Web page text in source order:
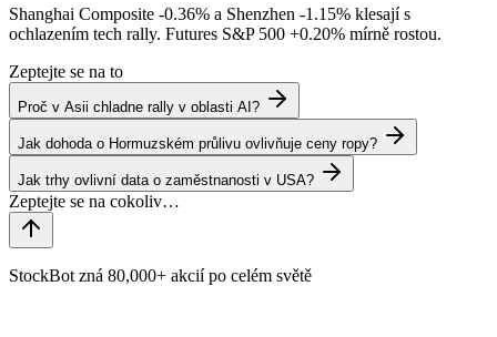
Shanghai Composite -0.36% a Shenzhen -1.15% klesají s
ochlazením tech rally. Futures S&P 500 +0.20% mírně rostou.
Zeptejte se na to
Proč v Asii chladne rally v oblasti AI?
Jak dohoda o Hormuzském průlivu ovlivňuje ceny ropy?
Jak trhy ovlivní data o zaměstnanosti v USA?
StockBot zná 80,000+ akcií po celém světě